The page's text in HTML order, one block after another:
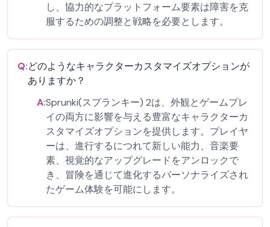
し、協力的なプラットフォーム要素は障害を克
服するための調整と戦略を必要とします。
Q:どのようなキャラクターカスタマイズオプションが
ありますか？
A:Sprunki(スプランキー) 2は、外観とゲームプレ
イの両方に影響を与える豊富なキャラクターカ
スタマイズオプションを提供します。プレイヤ
ーは、進行するにつれて新しい能力、音楽要
素、視覚的なアップグレードをアンロックで
き、冒険を通じて進化するパーソナライズされ
たゲーム体験を可能にします。